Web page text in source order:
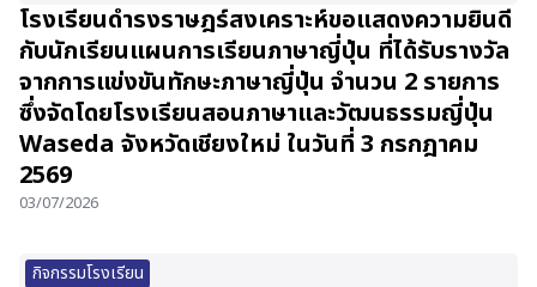
โรงเรียนดำรงราษฎร์สงเคราะห์ขอแสดงความยินดี
กับนักเรียนแผนการเรียนภาษาญี่ปุ่น ที่ได้รับรางวัล
จากการแข่งขันทักษะภาษาญี่ปุ่น จำนวน 2 รายการ
ซึ่งจัดโดยโรงเรียนสอนภาษาและวัฒนธรรมญี่ปุ่น
Waseda จังหวัดเชียงใหม่ ในวันที่ 3 กรกฎาคม
2569
03/07/2026
กิจกรรมโรงเรียน